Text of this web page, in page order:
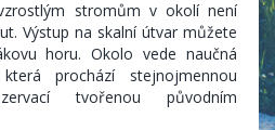
stromům v okolí není
Výstup na skalní útvar můžete
horu. Okolo vede naučná
prochází stejnojmennou
tvořenou původním